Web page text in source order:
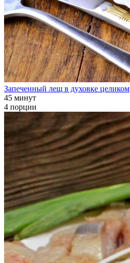
Запеченный лещ в духовке целиком
45 минут
4 порции